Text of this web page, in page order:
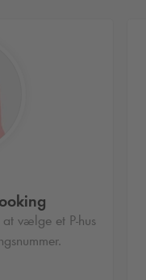
vælge et P-hus